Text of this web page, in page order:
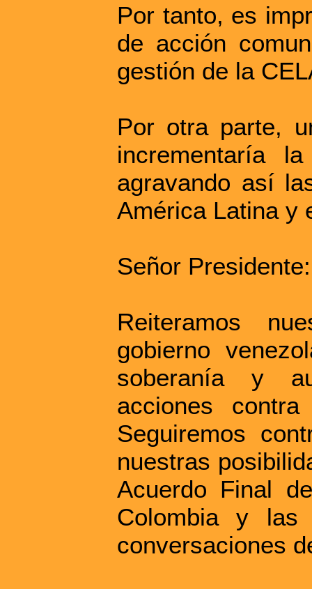
Por tanto, es
de acción
gestión de la
Por otra parte,
incrementaría
agravando así
América Latina y
Señor Presidente:
Reiteramos
gobierno
soberanía y
acciones
Seguiremos
nuestras
Acuerdo Final
Colombia y las
conversaciones